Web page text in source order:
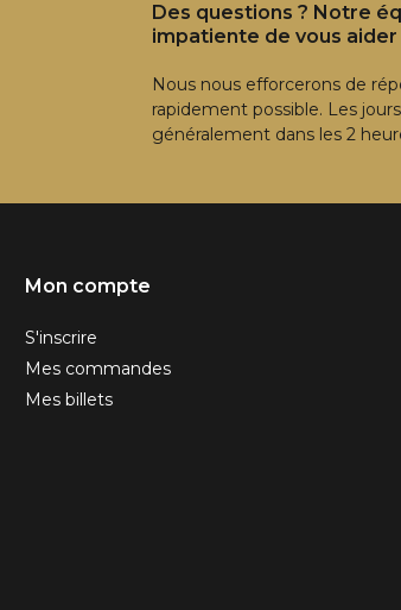
Des questions ? Notre
impatiente de vous aider
Nous nous efforcerons de
rapidement possible. Les
généralement dans les 2
Mon compte
S'inscrire
Mes commandes
Mes billets